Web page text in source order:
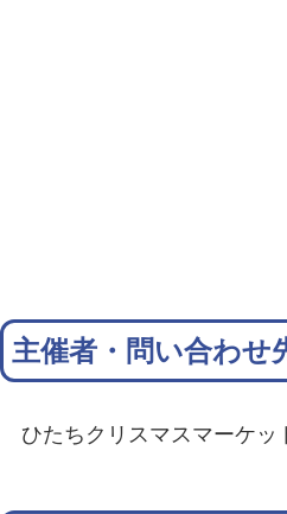
主催者・問い合わせ
ひたちクリスマスマーケッ